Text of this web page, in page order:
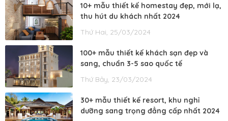
10+ mẫu thiết kế homestay đẹp, mới lạ,
thu hút du khách nhất 2024
Thứ Hai, 25/03/2024
100+ mẫu thiết kế khách sạn đẹp và
sang, chuẩn 3-5 sao quốc tế
Thứ Bảy, 23/03/2024
30+ mẫu thiết kế resort, khu nghỉ
dưỡng sang trọng đẳng cấp nhất 2024